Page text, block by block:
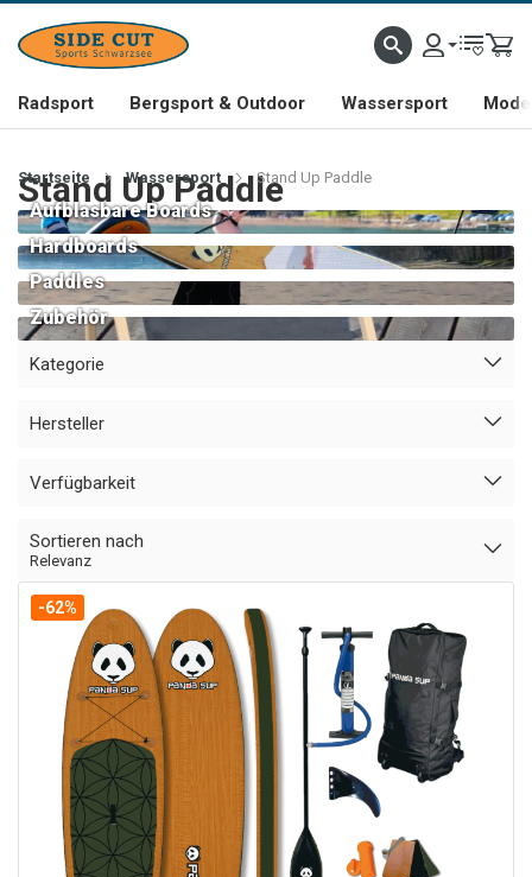
Radsport Bergsport & Outdoor Wassersport
Startseite Wassersport Stand Up Paddle
Stand Up Paddle
Aufblasbare Boards
Hardboards
Paddles
Zubehör
Kategorie
Hersteller
Verfügbarkeit
Sortieren nach
Relevanz
-62%